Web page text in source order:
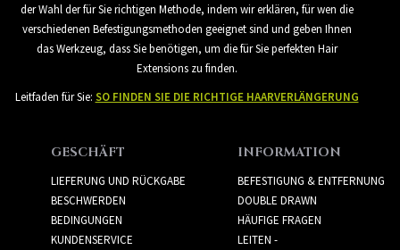
der Wahl der für Sie richtigen Methode, indem wir erklären, für wen die
verschiedenen Befestigungsmethoden geeignet sind und geben Ihnen
das Werkzeug, dass Sie benötigen, um die für Sie perfekten Hair
Extensions zu finden.
Leitfaden für Sie: SO FINDEN SIE DIE RICHTIGE HAARVERLÄNGERUNG
GESCHÄFT
LIEFERUNG UND RÜCKGABE
BESCHWERDEN
BEDINGUNGEN
KUNDENSERVICE
INFORMATION
BEFESTIGUNG & ENTFERNUNG
DOUBLE DRAWN
HÄUFIGE FRAGEN
LEITEN -